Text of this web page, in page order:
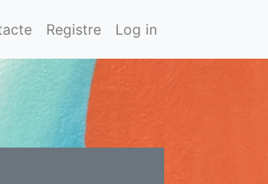
Registre Log in